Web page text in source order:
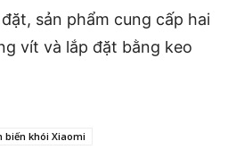
sản phẩm cung cấp hai
vít và lắp đặt bằng keo
biến khói Xiaomi